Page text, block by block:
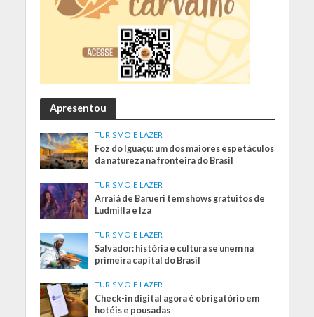
Apresentou
TURISMO E LAZER
Foz do Iguaçu: um dos maiores espetáculos
da natureza na fronteira do Brasil
TURISMO E LAZER
Arraiá de Barueri tem shows gratuitos de
Ludmilla e Iza
TURISMO E LAZER
Salvador: história e cultura se unem na
primeira capital do Brasil
TURISMO E LAZER
Check-in digital agora é obrigatório em
hotéis e pousadas